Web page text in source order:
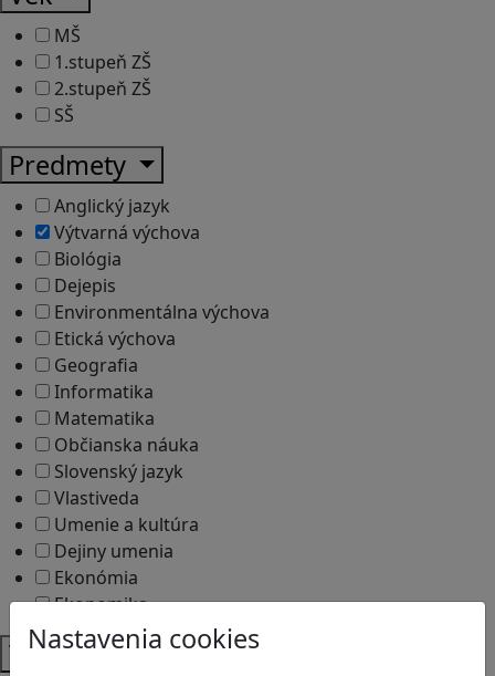
Nastavenia cookies
MŠ
1.stupeň ZŠ
2.stupeň ZŠ
SŠ
Predmety
Anglický jazyk
Výtvarná výchova
Biológia
Dejepis
Environmentálna výchova
Etická výchova
Geografia
Informatika
Matematika
Občianska náuka
Slovenský jazyk
Vlastiveda
Umenie a kultúra
Dejiny umenia
Ekonómia
Ekonomika
Témy